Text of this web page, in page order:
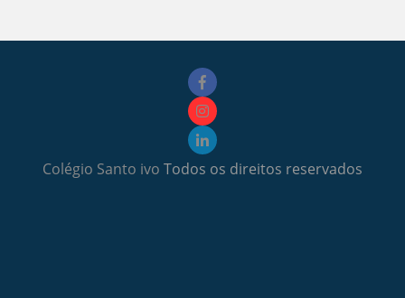
Colégio Santo ivo Todos os direitos reservados